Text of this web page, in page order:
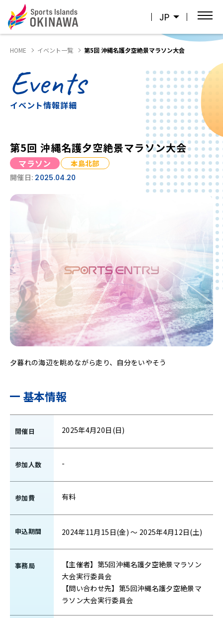
JP
HOME イベント一覧 第5回 沖縄名護夕空絶景マラソン大会
Events
イベント情報詳細
第5回 沖縄名護夕空絶景マラソン大会
マラソン
本島北部
開催日: 2025.04.20
夕暮れの海辺を眺めながら走り、自分をいやそう
基本情報
開催日 2025年4月20日(日)
参加人数 -
参加費 有料
申込期間 2024年11月15日(金) 〜 2025年4月12日(土)
事務局
【主催者】第5回沖縄名護夕空絶景マラソン
大会実行委員会
【問い合わせ先】第5回沖縄名護夕空絶景マ
ラソン大会実行委員会